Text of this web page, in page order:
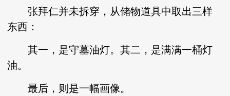
张拜仁并未拆穿，从储物道具中取出三样
东西：
其一，是守墓油灯。其二，是满满一桶灯
油。
最后，则是一幅画像。